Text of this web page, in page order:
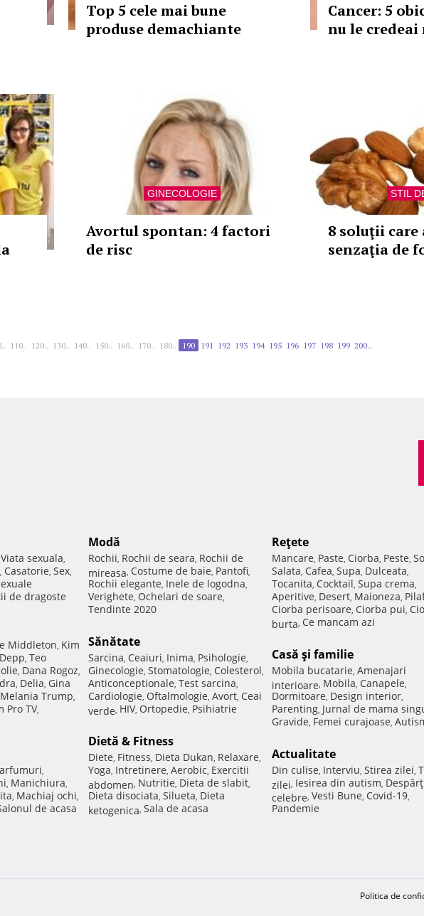
Top 5 cele mai bune
produse demachiante
Cancer: 5
nu le credeai
GINECOLOGIE
Avortul spontan: 4 factori
de risc
STIL
8 soluţii care
senzaţia de
110.. 120.. 130.. 140.. 150.. 160.. 170.. 180.. 190 191 192 193 194 195 196 197 198 199 200..
Viata sexuala,
, Casatorie, Sex,
de dragoste
Middleton, Kim
, Teo
, Dana Rogoz,
, Delia, Gina
Melania Trump,
Pro TV,
,
, Manichiura,
, Machiaj ochi,
de acasa
Modă
Rochii, Rochii de seara, Rochii de
mireasa, Costume de baie, Pantofi,
Rochii elegante, Inele de logodna,
Verighete, Ochelari de soare,
Tendinte 2020
Sănătate
Sarcina, Ceaiuri, Inima, Psihologie,
Ginecologie, Stomatologie, Colesterol,
Anticonceptionale, Test sarcina,
Cardiologie, Oftalmologie, Avort, Ceai
verde, HIV, Ortopedie, Psihiatrie
Dietă & Fitness
Diete, Fitness, Dieta Dukan, Relaxare,
Yoga, Intretinere, Aerobic, Exercitii
abdomen, Nutritie, Dieta de slabit,
Dieta disociata, Silueta, Dieta
ketogenica, Sala de acasa
Reţete
Mancare, Paste, Ciorba, Peste,
Salata, Cafea, Supa, Dulceata,
Tocanita, Cocktail, Supa crema,
Aperitive, Desert, Maioneza,
Ciorba perisoare, Ciorba pui,
burta, Ce mancam azi
Casă şi familie
Mobila bucatarie, Amenajari
interioare, Mobila, Canapele,
Dormitoare, Design interior,
Parenting, Jurnal de mama
Gravide, Femei curajoase,
Actualitate
Din culise, Interviu, Stirea zilei,
zilei, Iesirea din autism,
celebre, Vesti Bune, Covid-19,
Pandemie
Politica de